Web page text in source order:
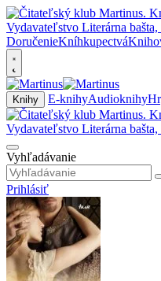
DoručenieKníhkupectvá
Knihy E-knihyAudioknihy
Vyhľadávanie
Prihlásiť